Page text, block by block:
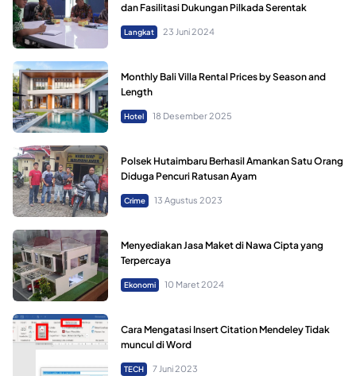
dan Fasilitasi Dukungan Pilkada Serentak
Langkat 23 Juni 2024
Monthly Bali Villa Rental Prices by Season and
Length
Hotel 18 Desember 2025
Polsek Hutaimbaru Berhasil Amankan Satu Orang
Diduga Pencuri Ratusan Ayam
Crime 13 Agustus 2023
Menyediakan Jasa Maket di Nawa Cipta yang
Terpercaya
Ekonomi 10 Maret 2024
Cara Mengatasi Insert Citation Mendeley Tidak
muncul di Word
TECH 7 Juni 2023